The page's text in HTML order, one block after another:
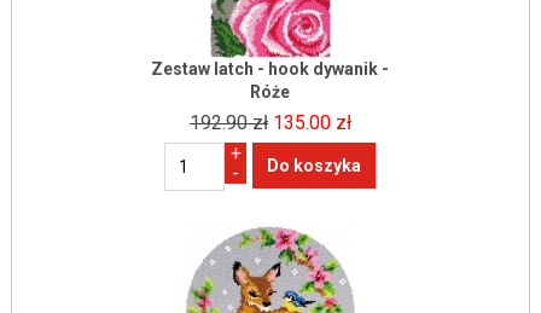
Zestaw latch - hook dywanik -
Róże
192.90 zł 135.00 zł
+
-